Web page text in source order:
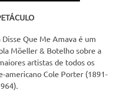
Que Me Amava é um
Möeller & Botelho sobre a
artistas de todos os
americano Cole Porter (1891-